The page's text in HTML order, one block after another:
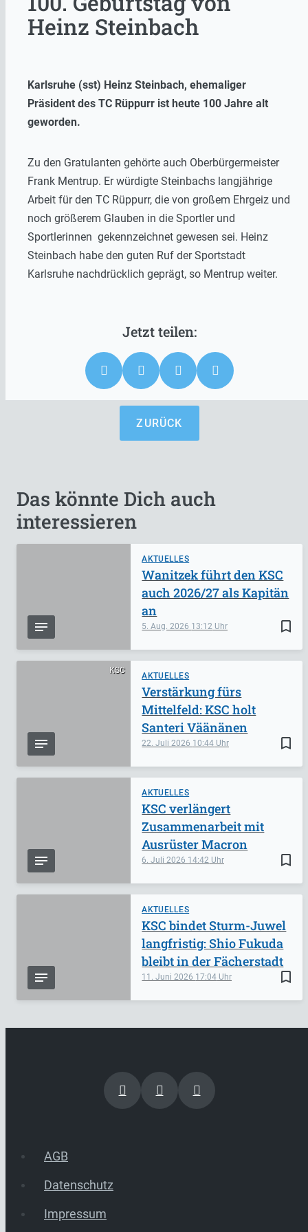
Heinz Steinbach
Karlsruhe (sst) Heinz Steinbach, ehemaliger
Präsident des TC Rüppurr ist heute 100 Jahre alt
geworden.
Zu den Gratulanten gehörte auch Oberbürgermeister
Frank Mentrup. Er würdigte Steinbachs langjährige
Arbeit für den TC Rüppurr, die von großem Ehrgeiz und
noch größerem Glauben in die Sportler und
Sportlerinnen gekennzeichnet gewesen sei. Heinz
Steinbach habe den guten Ruf der Sportstadt
Karlsruhe nachdrücklich geprägt, so Mentrup weiter.
ZURÜCK
Das könnte Dich auch
interessieren
AKTUELLES
bookmark_border
5. Aug. 2026 13:12
Wanitzek führt den KSC
auch 2026/27 als Kapitän
an
KSC
AKTUELLES
bookmark_border
22. Juli 2026 10:44
Verstärkung fürs
Mittelfeld: KSC holt
Santeri Väänänen
AKTUELLES
bookmark_border
6. Juli 2026 14:42
KSC verlängert
Zusammenarbeit mit
Ausrüster Macron
AKTUELLES
bookmark_border
11. Juni 2026 17:04
KSC bindet Sturm-Juwel
langfristig: Shio Fukuda
bleibt in der Fächerstadt
AGB
Datenschutz
Impressum